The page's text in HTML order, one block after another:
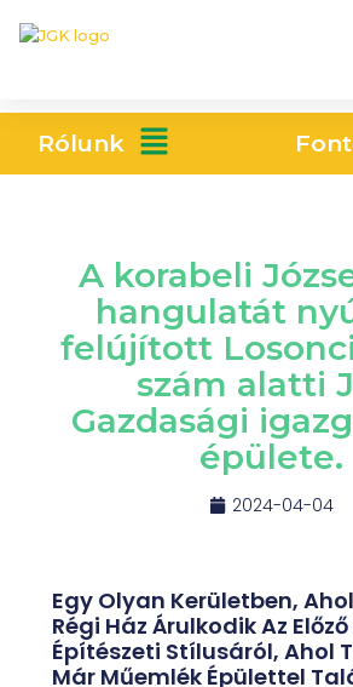
Rólunk
A korabeli
hangulatát
felújított
szám alatti
Gazdasági
épülete.
2024-04-04
Egy Olyan Kerületben,
Régi Ház Árulkodik Az
Építészeti Stílusáról, Ahol
Már Műemlék Épülettel